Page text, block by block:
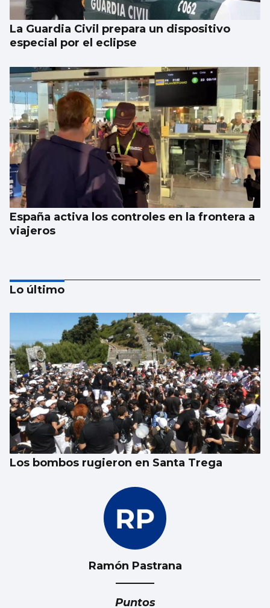
La Guardia Civil prepara un dispositivo
especial por el eclipse
España activa los controles en la frontera a
viajeros
El Gobierno aplica controles fronterizos
para los italianos
Lo último
Los bombos rugieron en Santa Trega
Ramón Pastrana
Puntos